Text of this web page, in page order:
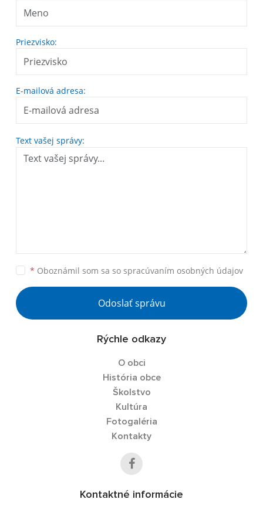
Priezvisko:
E-mailová adresa:
Text vašej správy:
* Oboznámil som sa so spracúvaním osobných údajov
Odoslať správu
Rýchle odkazy
O obci
História obce
Školstvo
Kultúra
Fotogaléria
Kontakty
Kontaktné informácie